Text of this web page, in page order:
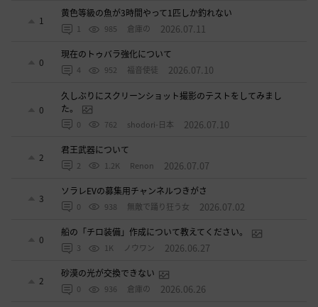
1
黄色等級の魚が3時間やって1匹しか釣れない
1 985 倉庫の 2026.07.11
0
現在のトゥバラ強化について
4 952 福音使徒 2026.07.10
0
久しぶりにスクリーンショット撮影のテストをしてみまし
た。
0 762 shodori-日本 2026.07.10
2
君王武器について
2 1.2K Renon 2026.07.07
3
ソラレEVの募集用チャンネルつきがさ
0 938 無敵で踊り狂う女 2026.07.02
0
船の「チロ装備」作成について教えてください。
3 1K ノウワン 2026.06.27
2
砂漠の光が交換できない
0 936 倉庫の 2026.06.26